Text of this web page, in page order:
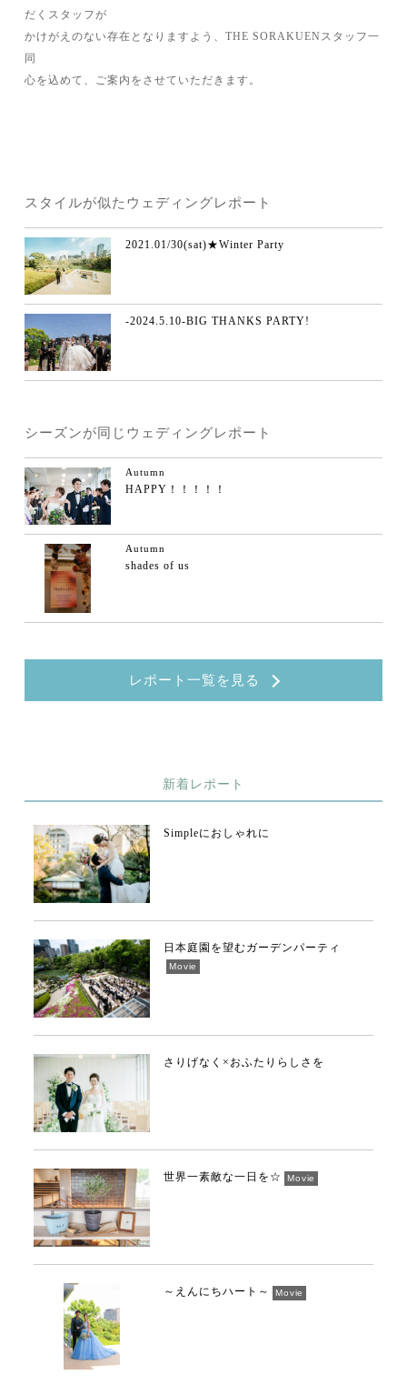
だくスタッフが
かけがえのない存在となりますよう、THE SORAKUENスタッフ一
同
心を込めて、ご案内をさせていただきます。
スタイルが似たウェディングレポート
2021.01/30(sat)★Winter Party
-2024.5.10-BIG THANKS PARTY!
シーズンが同じウェディングレポート
Autumn
HAPPY！！！！！
Autumn
shades of us
レポート一覧を見る
新着レポート
Simpleにおしゃれに
日本庭園を望むガーデンパーティ
Movie
さりげなく×おふたりらしさを
世界一素敵な一日を☆ Movie
～えんにちハート～ Movie